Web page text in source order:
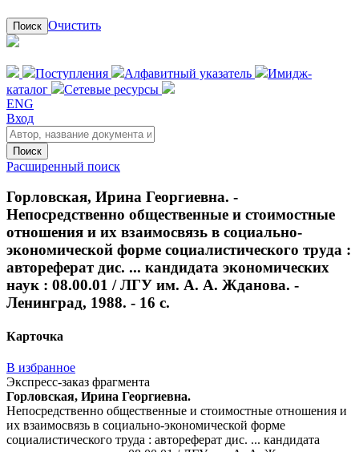
Поиск Очистить
Поступления Алфавитный указатель
Имидж-
каталог
Сетевые ресурсы
ENG
Вход
Поиск
Расширенный поиск
Горловская, Ирина Георгиевна. -
Непосредственно общественные и стоимостные
отношения и их взаимосвязь в социально-
экономической форме социалистического труда :
автореферат дис. ... кандидата экономических
наук : 08.00.01 / ЛГУ им. А. А. Жданова. -
Ленинград, 1988. - 16 с.
Карточка
В избранное
Экспресс-заказ фрагмента
Горловская, Ирина Георгиевна.
Непосредственно общественные и стоимостные отношения и
их взаимосвязь в социально-экономической форме
социалистического труда : автореферат дис. ... кандидата